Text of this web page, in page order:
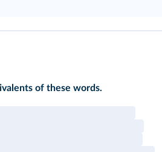
of these words.